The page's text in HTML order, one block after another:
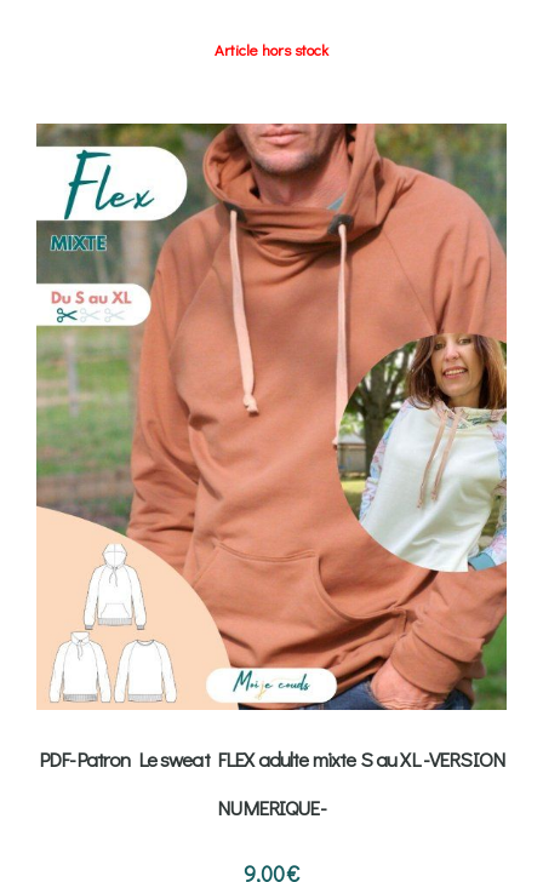
Article hors stock
PDF-Patron Le sweat FLEX adulte mixte S au XL -VERSION
NUMERIQUE-
9,00€